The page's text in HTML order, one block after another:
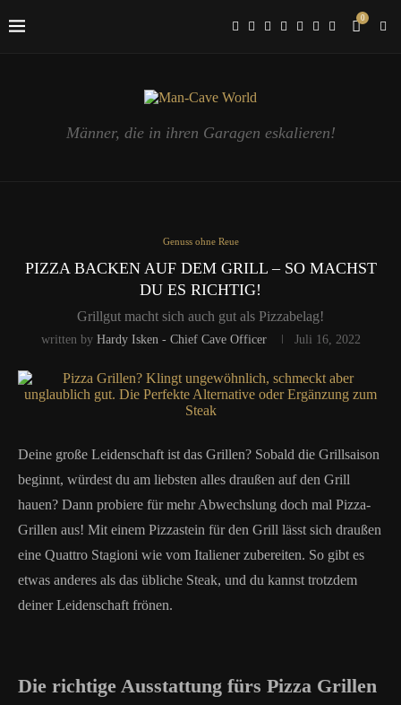
0
Männer, die in ihren Garagen eskalieren!
Genuss ohne Reue
PIZZA BACKEN AUF DEM GRILL – SO MACHST
DU ES RICHTIG!
Grillgut macht sich auch gut als Pizzabelag!
written by Hardy Isken - Chief Cave Officer Juli 16, 2022
Deine große Leidenschaft ist das Grillen? Sobald die Grillsaison
beginnt, würdest du am liebsten alles draußen auf den Grill
hauen? Dann probiere für mehr Abwechslung doch mal Pizza-
Grillen aus! Mit einem Pizzastein für den Grill lässt sich draußen
eine Quattro Stagioni wie vom Italiener zubereiten. So gibt es
etwas anderes als das übliche Steak, und du kannst trotzdem
deiner Leidenschaft frönen.
Die richtige Ausstattung fürs Pizza Grillen